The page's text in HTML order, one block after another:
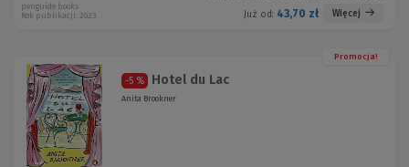
Już od: 43,70 zł Więcej
penguide books
Rok publikacji: 2023
Promocja!
-5 % Hotel du Lac
Anita Brookner